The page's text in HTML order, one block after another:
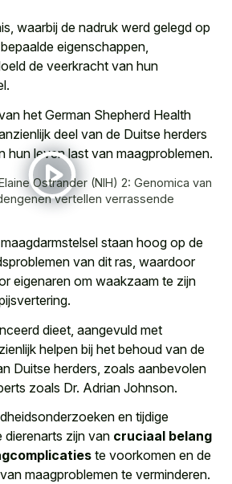
waarbij de nadruk werd gelegd op
eigenschappen,
de veerkracht van hun
het German Shepherd Health
deel van de Duitse herders
hun leven last van maagproblemen.
Ostrander (NIH) 2: Genomica van
vertellen verrassende
staan hoog op de
van dit ras, waardoor
eigenaren om waakzaam te zijn
dieet, aangevuld met
helpen bij het behoud van de
Duitse herders, zoals aanbevolen
zoals Dr. Adrian Johnson.
en tijdige
dierenarts zijn van cruciaal belang
te voorkomen en de
maagproblemen te verminderen.